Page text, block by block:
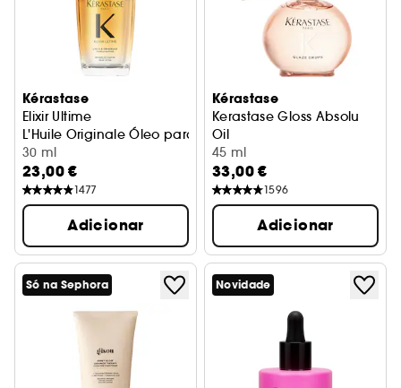
Kérastase
Elixir Ultime
L'Huile Originale Óleo para todos os tipos de cabelo
30 ml
23,00 €
1477
Adicionar
Kérastase
Kerastase Gloss Absolu
Oil
Óleo
45 ml
33,00 €
1596
Adicionar
Só na Sephora Novidade